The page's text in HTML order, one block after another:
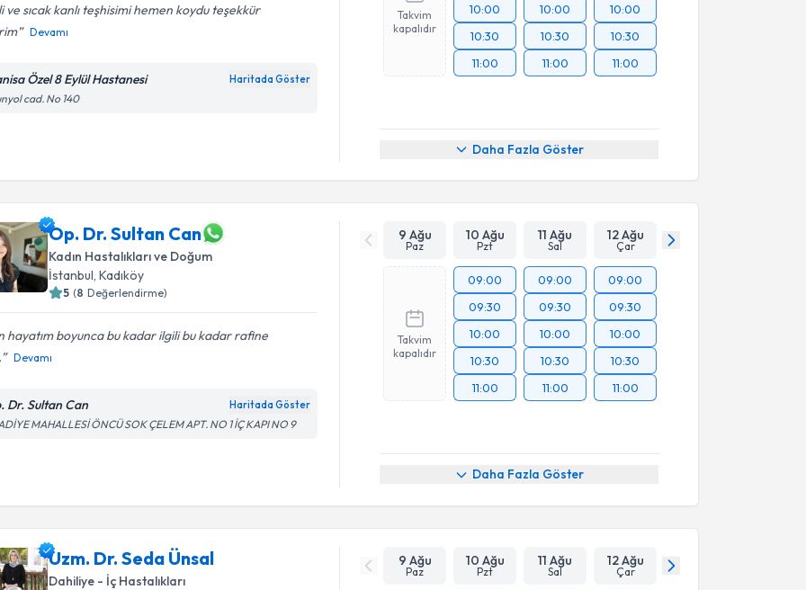
ve sıcak kanlı teşhisimi hemen koydu teşekkür
Devamı
Özel 8 Eylül Hastanesi Haritada Göster
cad. No 140
Takvim
kapalıdır
10:00
10:30
11:00
10:00
10:30
11:00
10:00
10:30
11:00
Daha Fazla Göster
Op. Dr. Sultan Can
Kadın Hastalıkları ve Doğum
İstanbul,Kadıköy
5 (8 Değerlendirme)
hayatım boyunca bu kadar ilgili bu kadar rafine
Devamı
Dr. Sultan Can Haritada Göster
MAHALLESİ ÖNCÜ SOK ÇELEM APT. NO 1 İÇ KAPI NO 9
9 Ağu
Paz
10 Ağu
Pzt
11 Ağu
Sal
12 Ağu
Çar
Takvim
kapalıdır
09:00
09:30
10:00
10:30
11:00
09:00
09:30
10:00
10:30
11:00
09:00
09:30
10:00
10:30
11:00
Daha Fazla Göster
Uzm. Dr. Seda Ünsal
Dahiliye - İç Hastalıkları
9 Ağu
Paz
10 Ağu
Pzt
11 Ağu
Sal
12 Ağu
Çar